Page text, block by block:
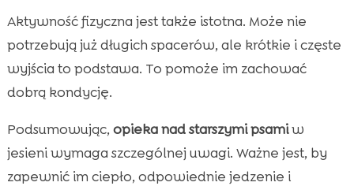
Aktywność fizyczna jest także istotna. Może nie
potrzebują już długich spacerów, ale krótkie i częste
wyjścia to podstawa. To pomoże im zachować
dobrą kondycję.
Podsumowując, opieka nad starszymi psamiw
jesieni wymaga szczególnej uwagi. Ważne jest, by
zapewnić im ciepło, odpowiednie jedzenie i